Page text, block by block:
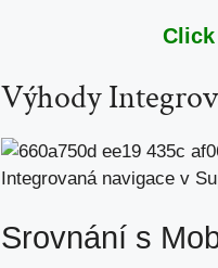
Click
Výhody
Integrovaná navigace v
Srovnání s